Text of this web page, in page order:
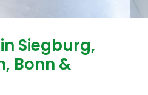
Siegburg,
Bonn &